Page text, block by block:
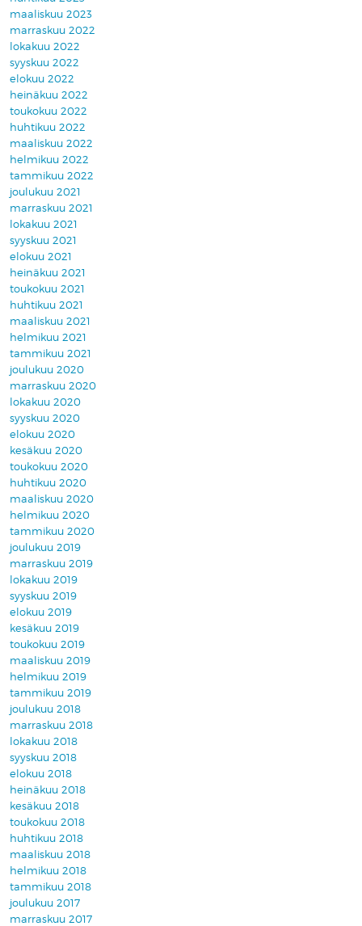
maaliskuu 2023
marraskuu 2022
lokakuu 2022
syyskuu 2022
elokuu 2022
heinäkuu 2022
toukokuu 2022
huhtikuu 2022
maaliskuu 2022
helmikuu 2022
tammikuu 2022
joulukuu 2021
marraskuu 2021
lokakuu 2021
syyskuu 2021
elokuu 2021
heinäkuu 2021
toukokuu 2021
huhtikuu 2021
maaliskuu 2021
helmikuu 2021
tammikuu 2021
joulukuu 2020
marraskuu 2020
lokakuu 2020
syyskuu 2020
elokuu 2020
kesäkuu 2020
toukokuu 2020
huhtikuu 2020
maaliskuu 2020
helmikuu 2020
tammikuu 2020
joulukuu 2019
marraskuu 2019
lokakuu 2019
syyskuu 2019
elokuu 2019
kesäkuu 2019
toukokuu 2019
maaliskuu 2019
helmikuu 2019
tammikuu 2019
joulukuu 2018
marraskuu 2018
lokakuu 2018
syyskuu 2018
elokuu 2018
heinäkuu 2018
kesäkuu 2018
toukokuu 2018
huhtikuu 2018
maaliskuu 2018
helmikuu 2018
tammikuu 2018
joulukuu 2017
marraskuu 2017